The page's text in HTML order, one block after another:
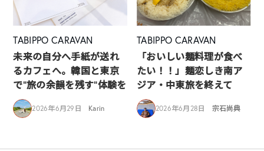
TABIPPO CARAVAN
未来の自分へ手紙が送れ
るカフェへ。韓国と東京
で“旅の余韻を残す”体験を
2026年6月29日 Karin
TABIPPO CARAVAN
「おいしい麺料理が食べ
たい！！」麺恋しき南ア
ジア・中東旅を終えて
2026年6月28日 宗石尚典